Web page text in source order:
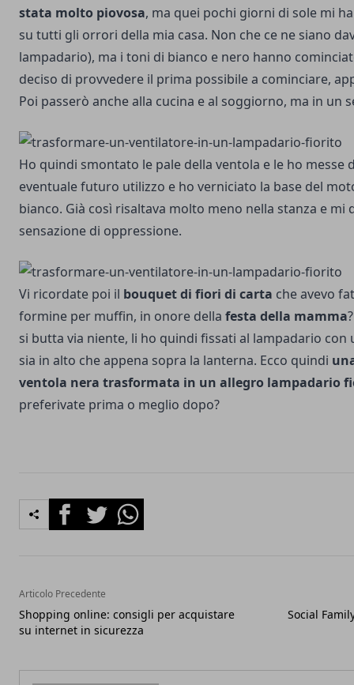
stata molto piovosa, ma quei pochi giorni di sole mi
su tutti gli orrori della mia casa. Non che ce ne siano
lampadario), ma i toni di bianco e nero hanno
deciso di provvedere il prima possibile a cominciare,
Poi passerò anche alla cucina e al soggiorno, ma in un
Ho quindi smontato le pale della ventola e le ho messe
eventuale futuro utilizzo e ho verniciato la base del
bianco. Già così risaltava molto meno nella stanza e mi
sensazione di oppressione.
Vi ricordate poi il bouquet di fiori di carta che avevo
formine per muffin, in onore della festa della mamma
si butta via niente, li ho quindi fissati al lampadario con
sia in alto che appena sopra la lanterna. Ecco quindi
ventola nera trasformata in un allegro lampadario
preferivate prima o meglio dopo?
FacebookTwitterWhatsapp
Articolo Precedente
Shopping online: consigli per acquistare
su internet in sicurezza
Social